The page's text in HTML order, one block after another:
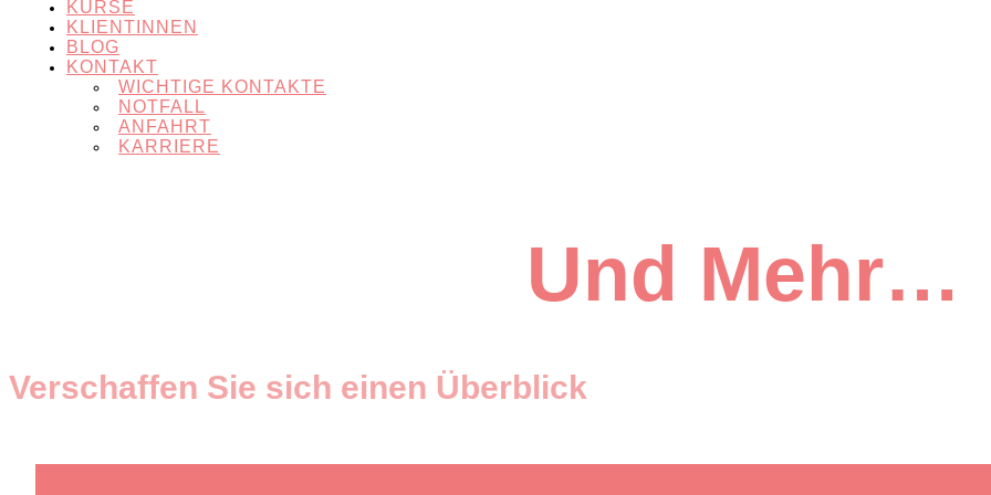
KURSE
KLIENTINNEN
BLOG
KONTAKT
WICHTIGE KONTAKTE
NOTFALL
ANFAHRT
KARRIERE
Und Mehr…
Verschaffen Sie sich einen Überblick